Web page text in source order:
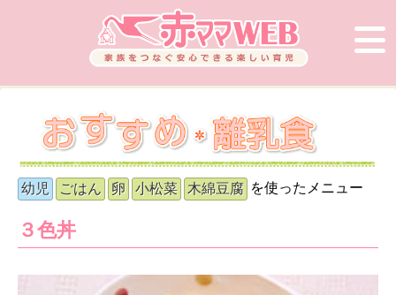
幼児 ごはん 卵 小松菜 木綿豆腐 を使ったメニュー
３色丼